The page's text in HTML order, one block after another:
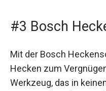
#3 Bosch
Mit der Bosch
Hecken zum
Werkzeug, das in